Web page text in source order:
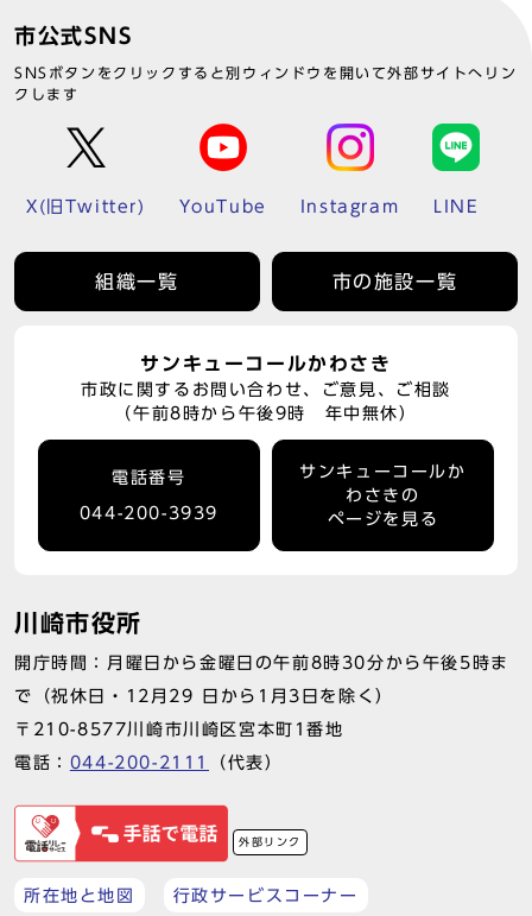
市公式SNS
SNSボタンをクリックすると別ウィンドウを開いて外部サイトへリン
クします
X(旧Twitter) YouTube Instagram LINE
組織一覧 市の施設一覧
サンキューコールかわさき
市政に関するお問い合わせ、ご意見、ご相談
（午前8時から午後9時 年中無休）
電話番号
044-200-3939
サンキューコールか
わさきの
ページを見る
川崎市役所
開庁時間：月曜日から金曜日の午前8時30分から午後5時ま
で（祝休日・12月29 日から1月3日を除く）
〒210-8577川崎市川崎区宮本町1番地
電話： 044-200-2111 （代表）
外部リンク
所在地と地図 行政サービスコーナー